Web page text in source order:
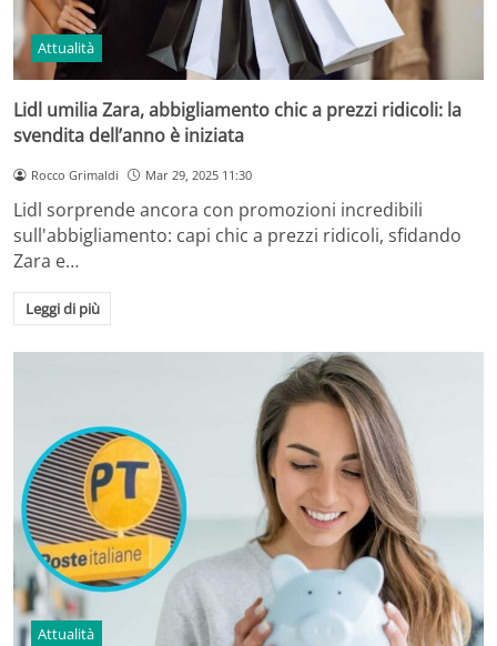
Attualità
Lidl umilia Zara, abbigliamento chic a prezzi ridicoli: la
svendita dell’anno è iniziata
Rocco Grimaldi Mar 29, 2025 11:30
Lidl sorprende ancora con promozioni incredibili
sull'abbigliamento: capi chic a prezzi ridicoli, sfidando
Zara e…
Leggi di più
Attualità